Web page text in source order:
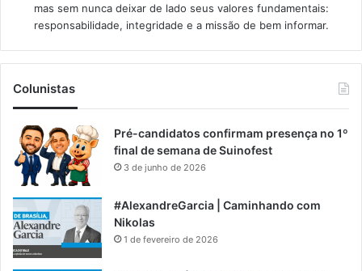
mas sem nunca deixar de lado seus valores fundamentais:
responsabilidade, integridade e a missão de bem informar.​
Colunistas
Pré-candidatos confirmam presença no 1º
final de semana de Suinofest
3 de junho de 2026
#AlexandreGarcia | Caminhando com
Nikolas
1 de fevereiro de 2026